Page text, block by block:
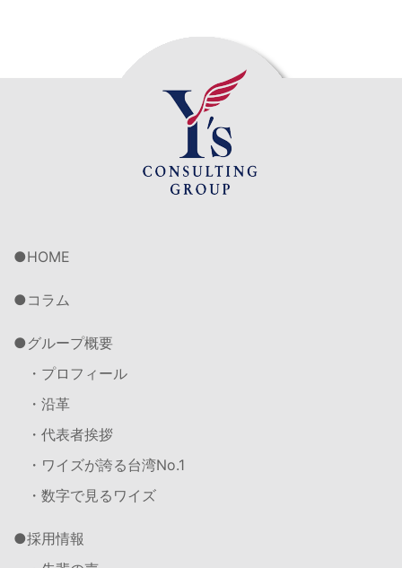
HOME
コラム
グループ概要
・プロフィール
・沿革
・代表者挨拶
・ワイズが誇る台湾No.1
・数字で見るワイズ
採用情報